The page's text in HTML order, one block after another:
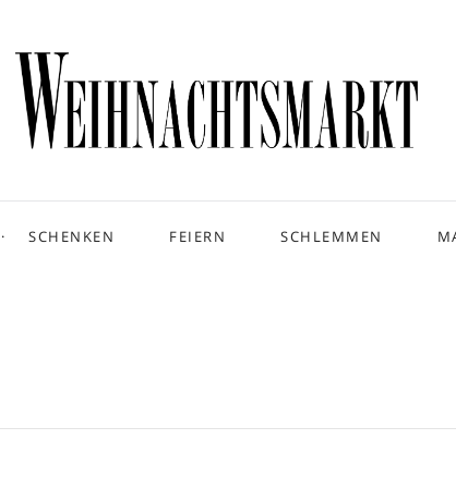
SCHENKEN FEIERN SCHLEMMEN